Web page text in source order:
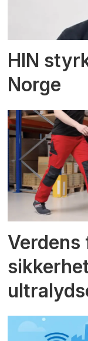
HIN
Norge
Verdens